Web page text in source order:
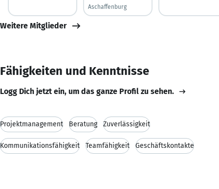
Aschaffenburg
Weitere Mitglieder
Fähigkeiten und Kenntnisse
Logg Dich jetzt ein, um das ganze Profil zu sehen.
Projektmanagement Beratung Zuverlässigkeit
Kommunikationsfähigkeit Teamfähigkeit Geschäftskontakte